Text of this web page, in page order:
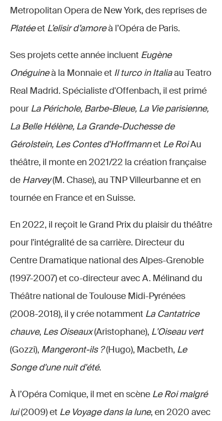
Metropolitan Opera de New York, des reprises de
Platéeet L’elisir d’amoreà l’Opéra de Paris.
Ses projets cette année incluent Eugène
Onéguineà la Monnaie et Il turco in Italiaau Teatro
Real Madrid. Spécialiste d'Offenbach, il est primé
pourLa Périchole, Barbe-Bleue, La Vie parisienne,
La Belle Hélène, La Grande-Duchesse de
Gérolstein, Les Contes d'Hoffmannet Le RoiAu
théâtre, il monte en 2021/22 la création française
de Harvey(M. Chase), au TNP Villeurbanne et en
tournée en France et en Suisse.
En 2022, il reçoit le Grand Prix du plaisir du théâtre
pour l'intégralité de sa carrière. Directeur du
Centre Dramatique national des Alpes-Grenoble
(1997-2007) et co-directeur avec A. Mélinand du
Théâtre national de Toulouse Midi-Pyrénées
(2008-2018), il y crée notamment La Cantatrice
chauve, Les Oiseaux(Aristophane), L'Oiseau vert
(Gozzi), Mangeront-ils ?(Hugo), Macbeth, Le
Songe d'une nuit d'été.
À l’Opéra Comique, il met en scène Le Roi malgré
lui(2009) et Le Voyage dans la lune, en 2020 avec